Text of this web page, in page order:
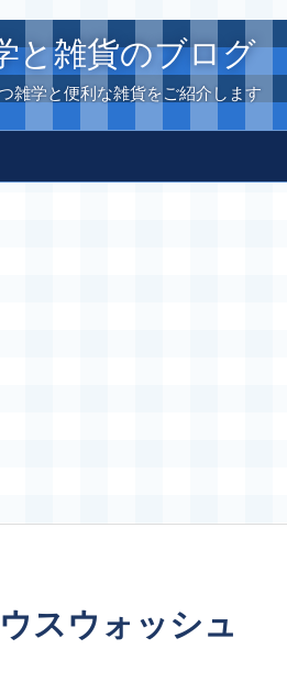
と雑貨のブログ
雑学と便利な雑貨をご紹介します
ウスウォッシュ